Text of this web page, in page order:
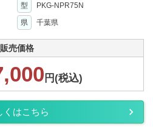
型
PKG-NPR75N
県 千葉県
販売価格
円(税込)
くはこちら